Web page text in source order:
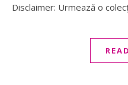
Disclaimer: Urmează o